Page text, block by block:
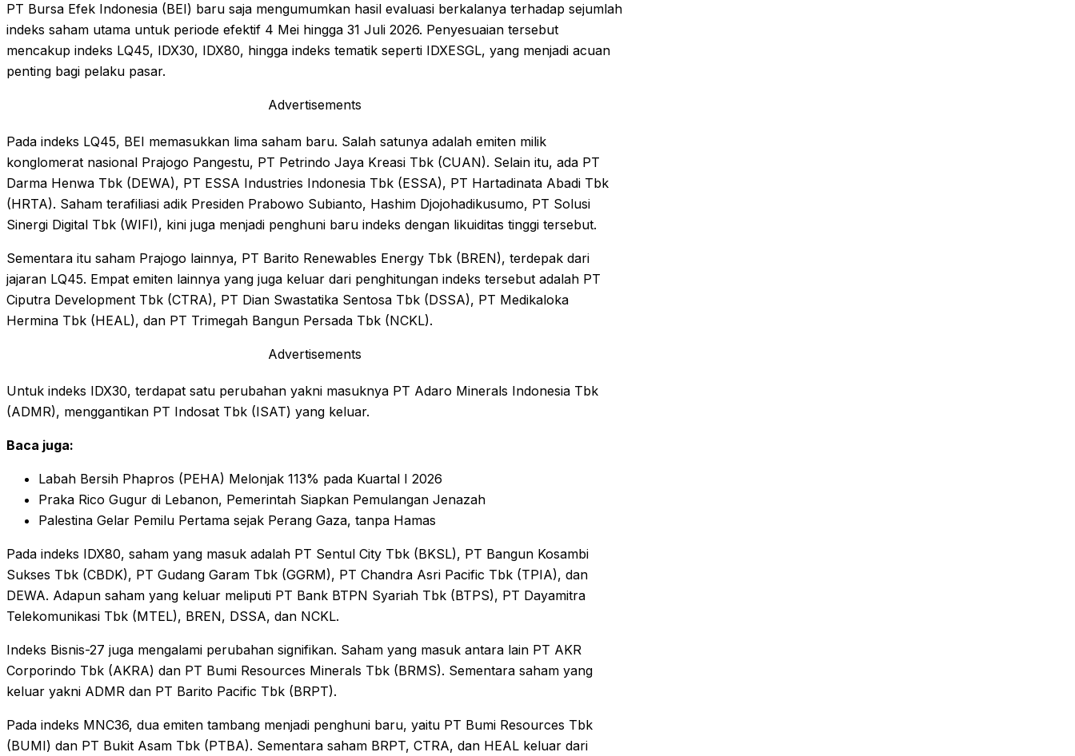
PT Bursa Efek Indonesia (BEI) baru saja mengumumkan hasil evaluasi berkalanya terhadap sejumlah
indeks saham utama untuk periode efektif 4 Mei hingga 31 Juli 2026. Penyesuaian tersebut
mencakup indeks LQ45, IDX30, IDX80, hingga indeks tematik seperti IDXESGL, yang menjadi acuan
penting bagi pelaku pasar.
Advertisements
Pada indeks LQ45, BEI memasukkan lima saham baru. Salah satunya adalah emiten milik
konglomerat nasional Prajogo Pangestu, PT Petrindo Jaya Kreasi Tbk (CUAN). Selain itu, ada PT
Darma Henwa Tbk (DEWA), PT ESSA Industries Indonesia Tbk (ESSA), PT Hartadinata Abadi Tbk
(HRTA). Saham terafiliasi adik Presiden Prabowo Subianto, Hashim Djojohadikusumo, PT Solusi
Sinergi Digital Tbk (WIFI), kini juga menjadi penghuni baru indeks dengan likuiditas tinggi tersebut.
Sementara itu saham Prajogo lainnya, PT Barito Renewables Energy Tbk (BREN), terdepak dari
jajaran LQ45. Empat emiten lainnya yang juga keluar dari penghitungan indeks tersebut adalah PT
Ciputra Development Tbk (CTRA), PT Dian Swastatika Sentosa Tbk (DSSA), PT Medikaloka
Hermina Tbk (HEAL), dan PT Trimegah Bangun Persada Tbk (NCKL).
Advertisements
Untuk indeks IDX30, terdapat satu perubahan yakni masuknya PT Adaro Minerals Indonesia Tbk
(ADMR), menggantikan PT Indosat Tbk (ISAT) yang keluar.
Baca juga:
Labah Bersih Phapros (PEHA) Melonjak 113% pada Kuartal I 2026
Praka Rico Gugur di Lebanon, Pemerintah Siapkan Pemulangan Jenazah
Palestina Gelar Pemilu Pertama sejak Perang Gaza, tanpa Hamas
Pada indeks IDX80, saham yang masuk adalah PT Sentul City Tbk (BKSL), PT Bangun Kosambi
Sukses Tbk (CBDK), PT Gudang Garam Tbk (GGRM), PT Chandra Asri Pacific Tbk (TPIA), dan
DEWA. Adapun saham yang keluar meliputi PT Bank BTPN Syariah Tbk (BTPS), PT Dayamitra
Telekomunikasi Tbk (MTEL), BREN, DSSA, dan NCKL.
Indeks Bisnis-27 juga mengalami perubahan signifikan. Saham yang masuk antara lain PT AKR
Corporindo Tbk (AKRA) dan PT Bumi Resources Minerals Tbk (BRMS). Sementara saham yang
keluar yakni ADMR dan PT Barito Pacific Tbk (BRPT).
Pada indeks MNC36, dua emiten tambang menjadi penghuni baru, yaitu PT Bumi Resources Tbk
(BUMI) dan PT Bukit Asam Tbk (PTBA). Sementara saham BRPT, CTRA, dan HEAL keluar dari